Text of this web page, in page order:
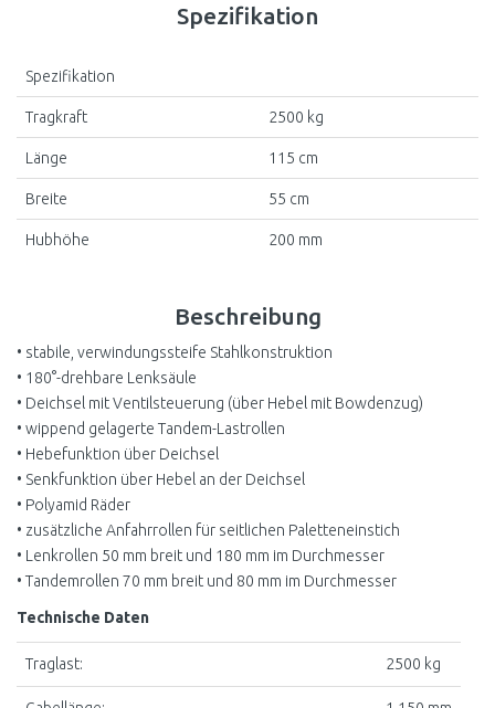
Beschreibung
• stabile, verwindungssteife Stahlkonstruktion
• 180°-drehbare Lenksäule
• Deichsel mit Ventilsteuerung (über Hebel mit Bowdenzug)
• wippend gelagerte Tandem-Lastrollen
• Hebefunktion über Deichsel
• Senkfunktion über Hebel an der Deichsel
• Polyamid Räder
• zusätzliche Anfahrrollen für seitlichen Paletteneinstich
• Lenkrollen 50 mm breit und 180 mm im Durchmesser
• Tandemrollen 70 mm breit und 80 mm im Durchmesser
Technische Daten
Traglast: 2500 kg
Spezifikation
Spezifikation
Tragkraft 2500 kg
Länge 115 cm
Breite 55 cm
Hubhöhe 200 mm